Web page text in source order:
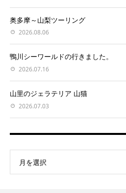
奥多摩～山梨ツーリング
2026.08.06
鴨川シーワールドの行きました。
2026.07.16
山里のジェラテリア 山猫
2026.07.03
月を選択